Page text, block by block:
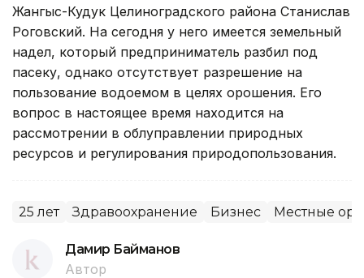
Жангыс-Кудук Целиноградского района Станислав
Роговский. На сегодня у него имеется земельный
надел, который предприниматель разбил под
пасеку, однако отсутствует разрешение на
пользование водоемом в целях орошения. Его
вопрос в настоящее время находится на
рассмотрении в облуправлении природных
ресурсов и регулирования природопользования.
25 лет Здравоохранение Бизнес Местные
Дамир Байманов
Автор